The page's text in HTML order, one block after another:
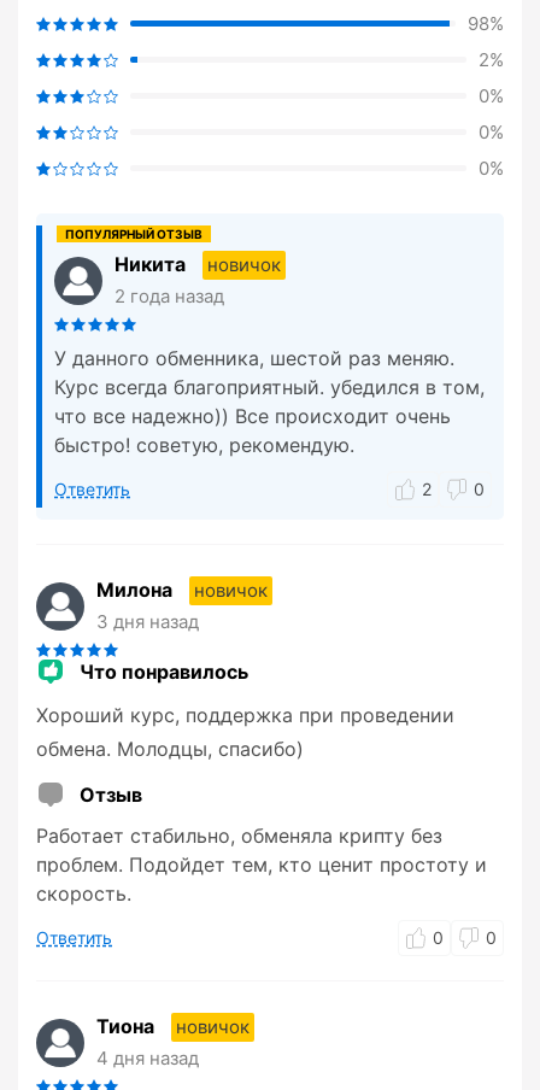
98%
2%
0%
0%
0%
Никита
новичок
2 года назад
У данного обменника, шестой раз меняю.
Курс всегда благоприятный. убедился в том,
что все надежно)) Все происходит очень
быстро! советую, рекомендую.
Ответить 2 0
Милона
новичок
3 дня назад
Что понравилось
Хороший курс, поддержка при проведении
обмена. Молодцы, спасибо)
Отзыв
Работает стабильно, обменяла крипту без
проблем. Подойдет тем, кто ценит простоту и
скорость.
Ответить 0 0
Тиона
новичок
4 дня назад